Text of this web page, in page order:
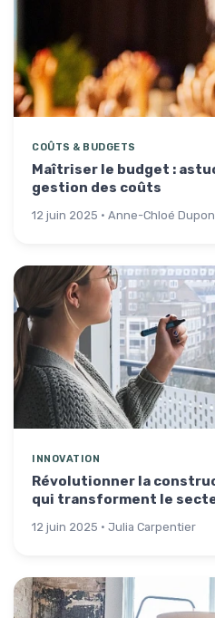
COÛTS & BUDGETS
Maîtriser le budget :
gestion des coûts
12 juin 2025 · Anne-Chloé
INNOVATION
Révolutionner la
qui transforment le
12 juin 2025 · Julia Carpentier